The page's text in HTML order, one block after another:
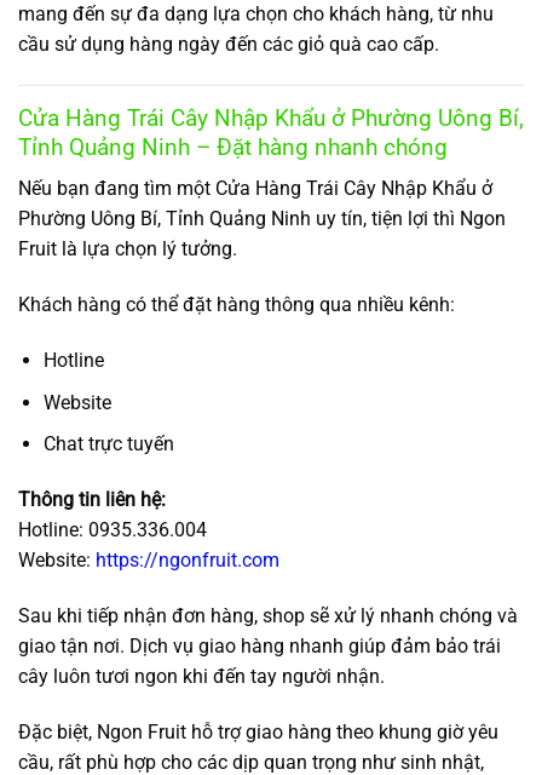
mang đến sự đa dạng lựa chọn cho khách hàng, từ nhu
cầu sử dụng hàng ngày đến các giỏ quà cao cấp.
Cửa Hàng Trái Cây Nhập Khẩu ở Phường Uông Bí,
Tỉnh Quảng Ninh – Đặt hàng nhanh chóng
Nếu bạn đang tìm một Cửa Hàng Trái Cây Nhập Khẩu ở
Phường Uông Bí, Tỉnh Quảng Ninh uy tín, tiện lợi thì Ngon
Fruit là lựa chọn lý tưởng.
Khách hàng có thể đặt hàng thông qua nhiều kênh:
Hotline
Website
Chat trực tuyến
Thông tin liên hệ:
Hotline: 0935.336.004
Website: https://ngonfruit.com
Sau khi tiếp nhận đơn hàng, shop sẽ xử lý nhanh chóng và
giao tận nơi. Dịch vụ giao hàng nhanh giúp đảm bảo trái
cây luôn tươi ngon khi đến tay người nhận.
Đặc biệt, Ngon Fruit hỗ trợ giao hàng theo khung giờ yêu
cầu, rất phù hợp cho các dịp quan trọng như sinh nhật,